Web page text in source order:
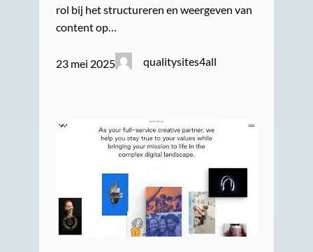
rol bij het structureren en weergeven van
content op…
23 mei 2025 qualitysites4all